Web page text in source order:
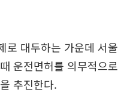
로 대두하는 가운데 서울
운전면허를 의무적으로
추진한다.